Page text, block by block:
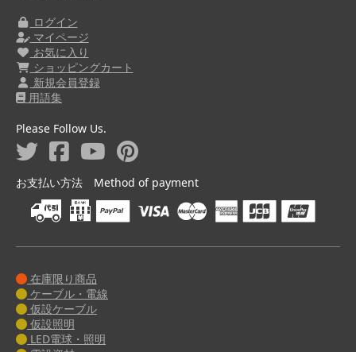
ログイン
マイページ
お気に入り
ショッピングカート
新規会員登録
用語集
Please Follow Us.
お支払い方法 Method of payment
在庫限り商品
ケーブル・電線
仮設ケーブル
仮設照明
LED電球・照明